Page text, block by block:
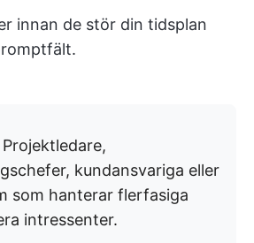
innan de stör din tidsplan
Projektledare,
kundansvariga eller
som hanterar flerfasiga
intressenter.